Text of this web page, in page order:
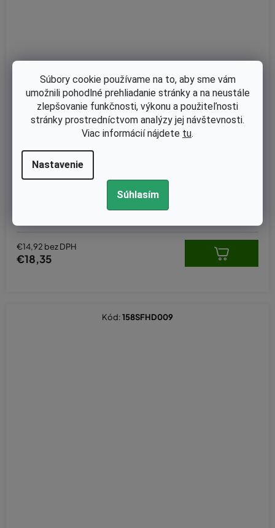
Súbory cookie používame na to, aby sme vám
umožnili pohodlné prehliadanie stránky a na neustále
zlepšovanie funkčnosti, výkonu a použiteľnosti
stránky prostredníctvom analýzy jej návštevnosti.
Viac informácií nájdete tu.
Nastavenie
Súhlasím
Lišta pre Husqvarna 365, 372 38cm 56 článku nahrádza OREG
ON 158SLHD009
Skladom
€14,92 bez DPH
€18,35
Kód:158SFHD009